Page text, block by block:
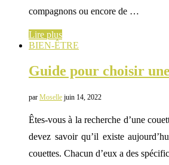
compagnons ou encore de …
Lire plus
BIEN-ÊTRE
Guide pour choisir
par Moselle juin 14, 2022
Êtes-vous à la recherche d’une
devez savoir qu’il existe
couettes. Chacun d’eux a des